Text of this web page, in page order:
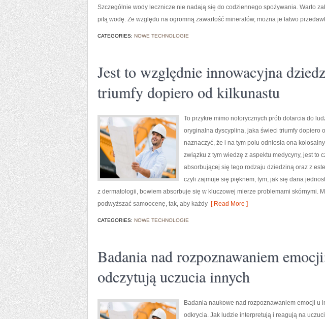
Szczególnie wody lecznicze nie nadają się do codziennego spożywania. Warto
pitą wodę. Ze względu na ogromną zawartość minerałów, można je łatwo
CATEGORIES: NOWE TECHNOLOGIE
Jest to względnie innowacyjna
triumfy dopiero od kilkunastu
To przykre mimo notorycznych prób dotarcia do
oryginalna dyscyplina, jaka świeci triumfy dopiero
naznaczyć, że i na tym polu odniosła ona
związku z tym wiedzę z aspektu medycyny, jest to
absorbującej się tego rodzaju dziedziną oraz z
czyli zajmuje się pięknem, tym, jak się dana
z dermatologii, bowiem absorbuje się w kluczowej mierze problemami skórnymi.
podwyższać samoocenę, tak, aby każdy [ Read More ]
CATEGORIES: NOWE TECHNOLOGIE
Badania nad rozpoznawaniem
odczytują uczucia innych
Badania naukowe nad rozpoznawaniem emocji u
odkrycia. Jak ludzie interpretują i reagują na